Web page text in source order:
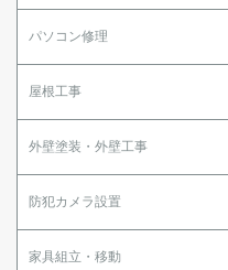
パソコン修理
屋根工事
外壁塗装・外壁工事
防犯カメラ設置
家具組立・移動